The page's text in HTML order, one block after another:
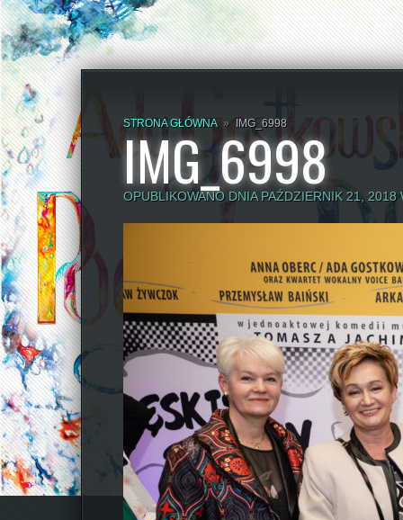
STRONA GŁÓWNA » IMG_6998
IMG_6998
OPUBLIKOWANO DNIA PAŹDZIERNIK 21, 2018